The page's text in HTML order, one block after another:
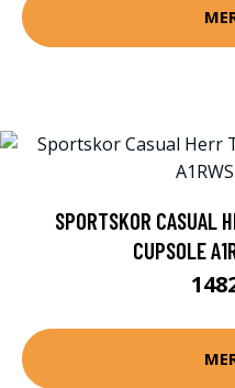
SPORTSKOR CASUAL
CUPSOLE